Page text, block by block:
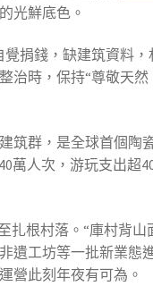
光鮮底色。
捐錢，缺建筑資料
時，保持“尊敬天
群，是全球首個陶
萬人次，游玩支出
根村落。“庫村背
工坊等一批新業態
營此刻年夜有可為。